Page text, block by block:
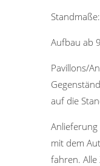
Aufbau ab
Pavillons/
auf die
Anlieferung
mit dem
fahren.